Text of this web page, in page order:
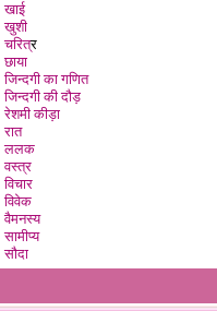
खाई
खुशी
चरित्र
छाया
जिन्दगी का गणित
जिन्दगी की दौड़
रेशमी कीड़ा
रात
ललक
वस्त्र
विचार
विवेक
वैमनस्य
सामीप्य
सौदा